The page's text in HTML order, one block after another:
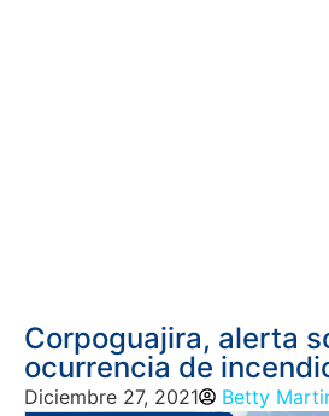
Corpoguajira, alerta
ocurrencia de
Diciembre 27, 2021
Betty